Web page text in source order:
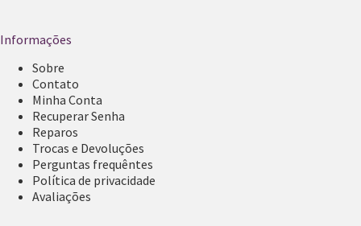
Informações
Sobre
Contato
Minha Conta
Recuperar Senha
Reparos
Trocas e Devoluções
Perguntas frequêntes
Política de privacidade
Avaliações